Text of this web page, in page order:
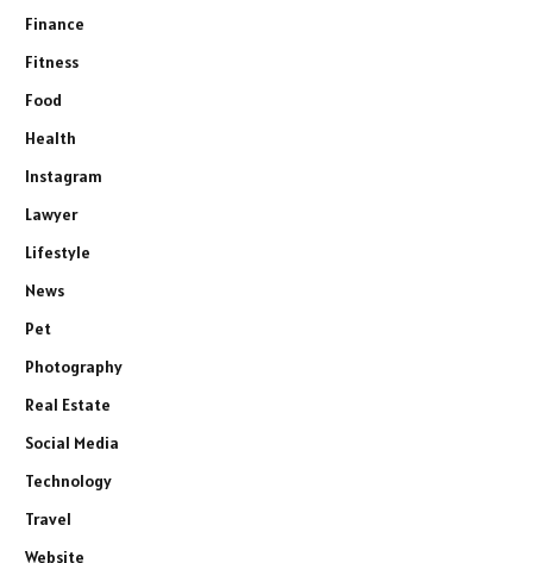
Finance
Fitness
Food
Health
Instagram
Lawyer
Lifestyle
News
Pet
Photography
Real Estate
Social Media
Technology
Travel
Website